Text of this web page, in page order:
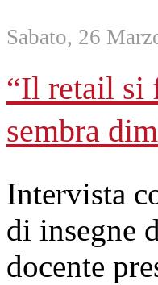
Sabato, 26
“Il retail si
sembra
Intervista
di insegne
docente